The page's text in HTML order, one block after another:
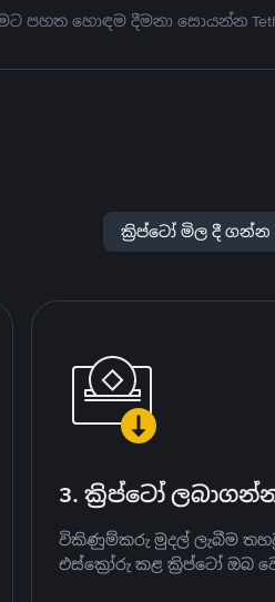
පහත හොඳම දීමනා සොයන්න
ක්‍රිප්ටෝ මිල දී ගන්න
3. ක්‍රිප්ටෝ
විකිණුම්කරු මුදල් ලැබීම
එස්ක්‍රෝරු කළ ක්‍රිප්ටෝ ඔබ